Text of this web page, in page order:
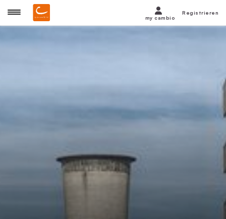
my cambio
Registrieren